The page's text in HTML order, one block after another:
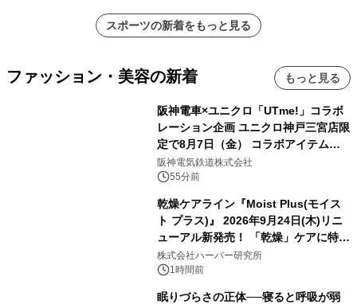
スポーツの新着をもっと見る
ファッション・美容の新着 もっと見る
阪神電車×ユニクロ「UTme!」コラボ
レーション企画 ユニクロ神戸三宮店限
定で8月7日（金） コラボアイテムが
発売決定！
阪神電気鉄道株式会社
55分前
乾燥ケアライン『Moist Plus(モイス
ト プラス)』 2026年9月24日(木)リニ
ューアル新発売！ 「乾燥」ケアに特化
し、ライン使いで潤いに満ちた肌へ
株式会社ハーバー研究所
1時間前
眠りづらさの正体──寝ると呼吸が弱